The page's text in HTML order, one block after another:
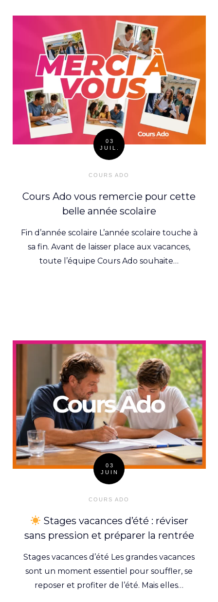
03
JUIL.
COURS ADO
Cours Ado vous remercie pour cette
belle année scolaire
Fin d’année scolaire L’année scolaire touche à
sa fin. Avant de laisser place aux vacances,
toute l’équipe Cours Ado souhaite…
03
JUIN
COURS ADO
Stages vacances d’été : réviser
sans pression et préparer la rentrée
Stages vacances d’été Les grandes vacances
sont un moment essentiel pour souffler, se
reposer et profiter de l’été. Mais elles…